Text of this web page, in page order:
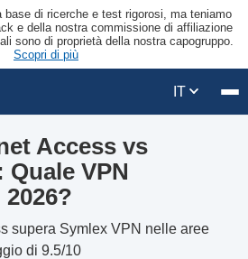
base di ricerche e test rigorosi, ma teniamo
e della nostra commissione di affiliazione
sono di proprietà della nostra capogruppo.
Scopri di più
IT
Access vs
Quale VPN
supera Symlex VPN nelle aree
di 9.5/10